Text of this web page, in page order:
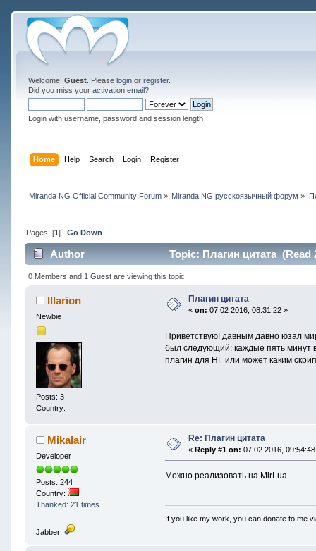
Welcome, Guest. Please loginor register.
Did you miss your activation email?
Login with username, password and session length
Home Help Search Login Register
Miranda NG Official Community Forum» Miranda NG русскоязычный форум »
Pages: [1] Go Down
Author Topic: Плагин цитата (Read
0 Members and 1 Guest are viewing this topic.
Illarion
Newbie
Posts: 3
Country:
Плагин цитата
« on: 07 02 2016, 08:31:22 »
Приветствую! давным давно юзал
был следующий: каждые пять минут
плагин для НГ или может каким
Mikalair
Developer
Posts: 244
Country:
Thanked: 21 times
Jabber:
Re: Плагин цитата
« Reply #1 on: 07 02 2016,
Можно реализовать на MirLua.
If you like my work, you can donate to me